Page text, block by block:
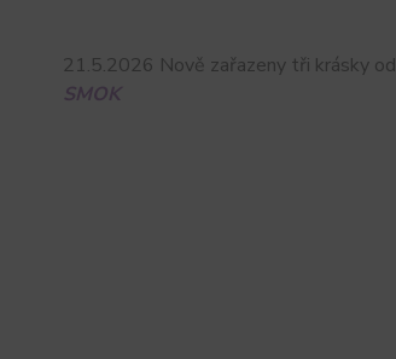
21.5.2026 Nově zařazeny tři krásky od
SMOK